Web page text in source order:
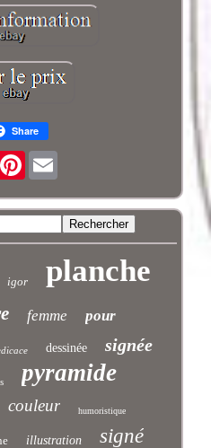
Share
Pinterest
igor planche
femme pour
dessinée signée
pyramide
couleur humoristique
illustration signé